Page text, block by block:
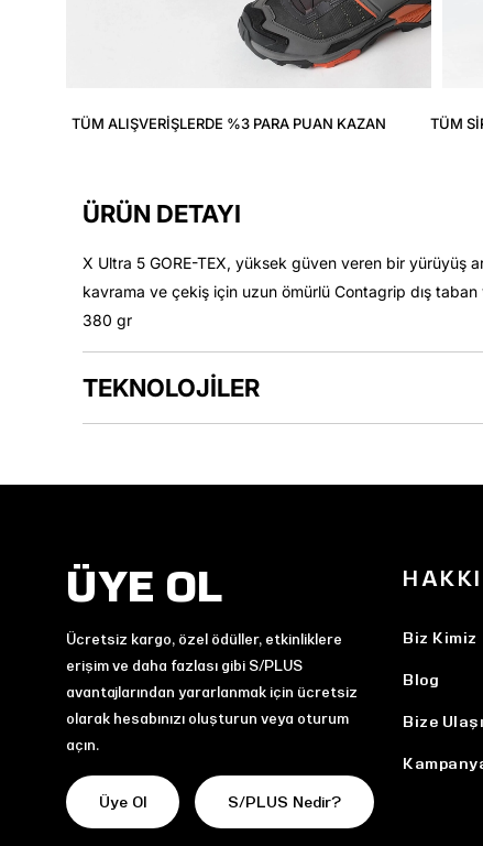
TÜM ALIŞVERIŞLERDE %3 PARA PUAN KAZAN TÜM
ÜRÜN DETAYI
X Ultra 5 GORE-TEX, yüksek güven veren bir yürüyüş
kavrama ve çekiş için uzun ömürlü Contagrip dış taban
380 gr
TEKNOLOJİLER
ÜYE OL
Ücretsiz kargo, özel ödüller, etkinliklere
erişim ve daha fazlası gibi S/PLUS
avantajlarından yararlanmak için ücretsiz
olarak hesabınızı oluşturun veya oturum
açın.
Üye Ol S/PLUS Nedir?
Biz Kimiz
Blog
Bize